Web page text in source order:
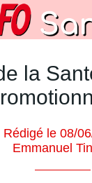
la
Rédigé le 08/
Emmanuel